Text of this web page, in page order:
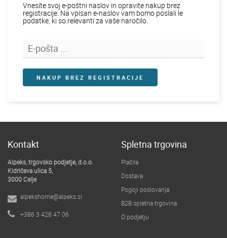
Vnesite svoj e-poštni naslov in opravite nakup brez
registracije. Na vpisan e-naslov vam bomo poslali le
podatke, ki so relevanti za vaše naročilo.
NAKUP BREZ REGISTRACIJE
Kontakt
Alpeks, trgovsko podjetje, d.o.o.
Kidričeva ulica 5,
3000 Celje
alpekshome@alpeks.si
+386 3 428 47 06
Spletna trgovina
Plačila
Dostava
Pogoji poslovanja
B2B spletna trgovina
O podjetju